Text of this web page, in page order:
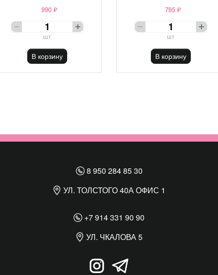
990 ₽
шт
В корзину
795 ₽
шт
В корзину
8 950 284 85 30
УЛ. ТОЛСТОГО 40А ОФИС 1
+7 914 331 90 90
УЛ. ЧКАЛОВА 5